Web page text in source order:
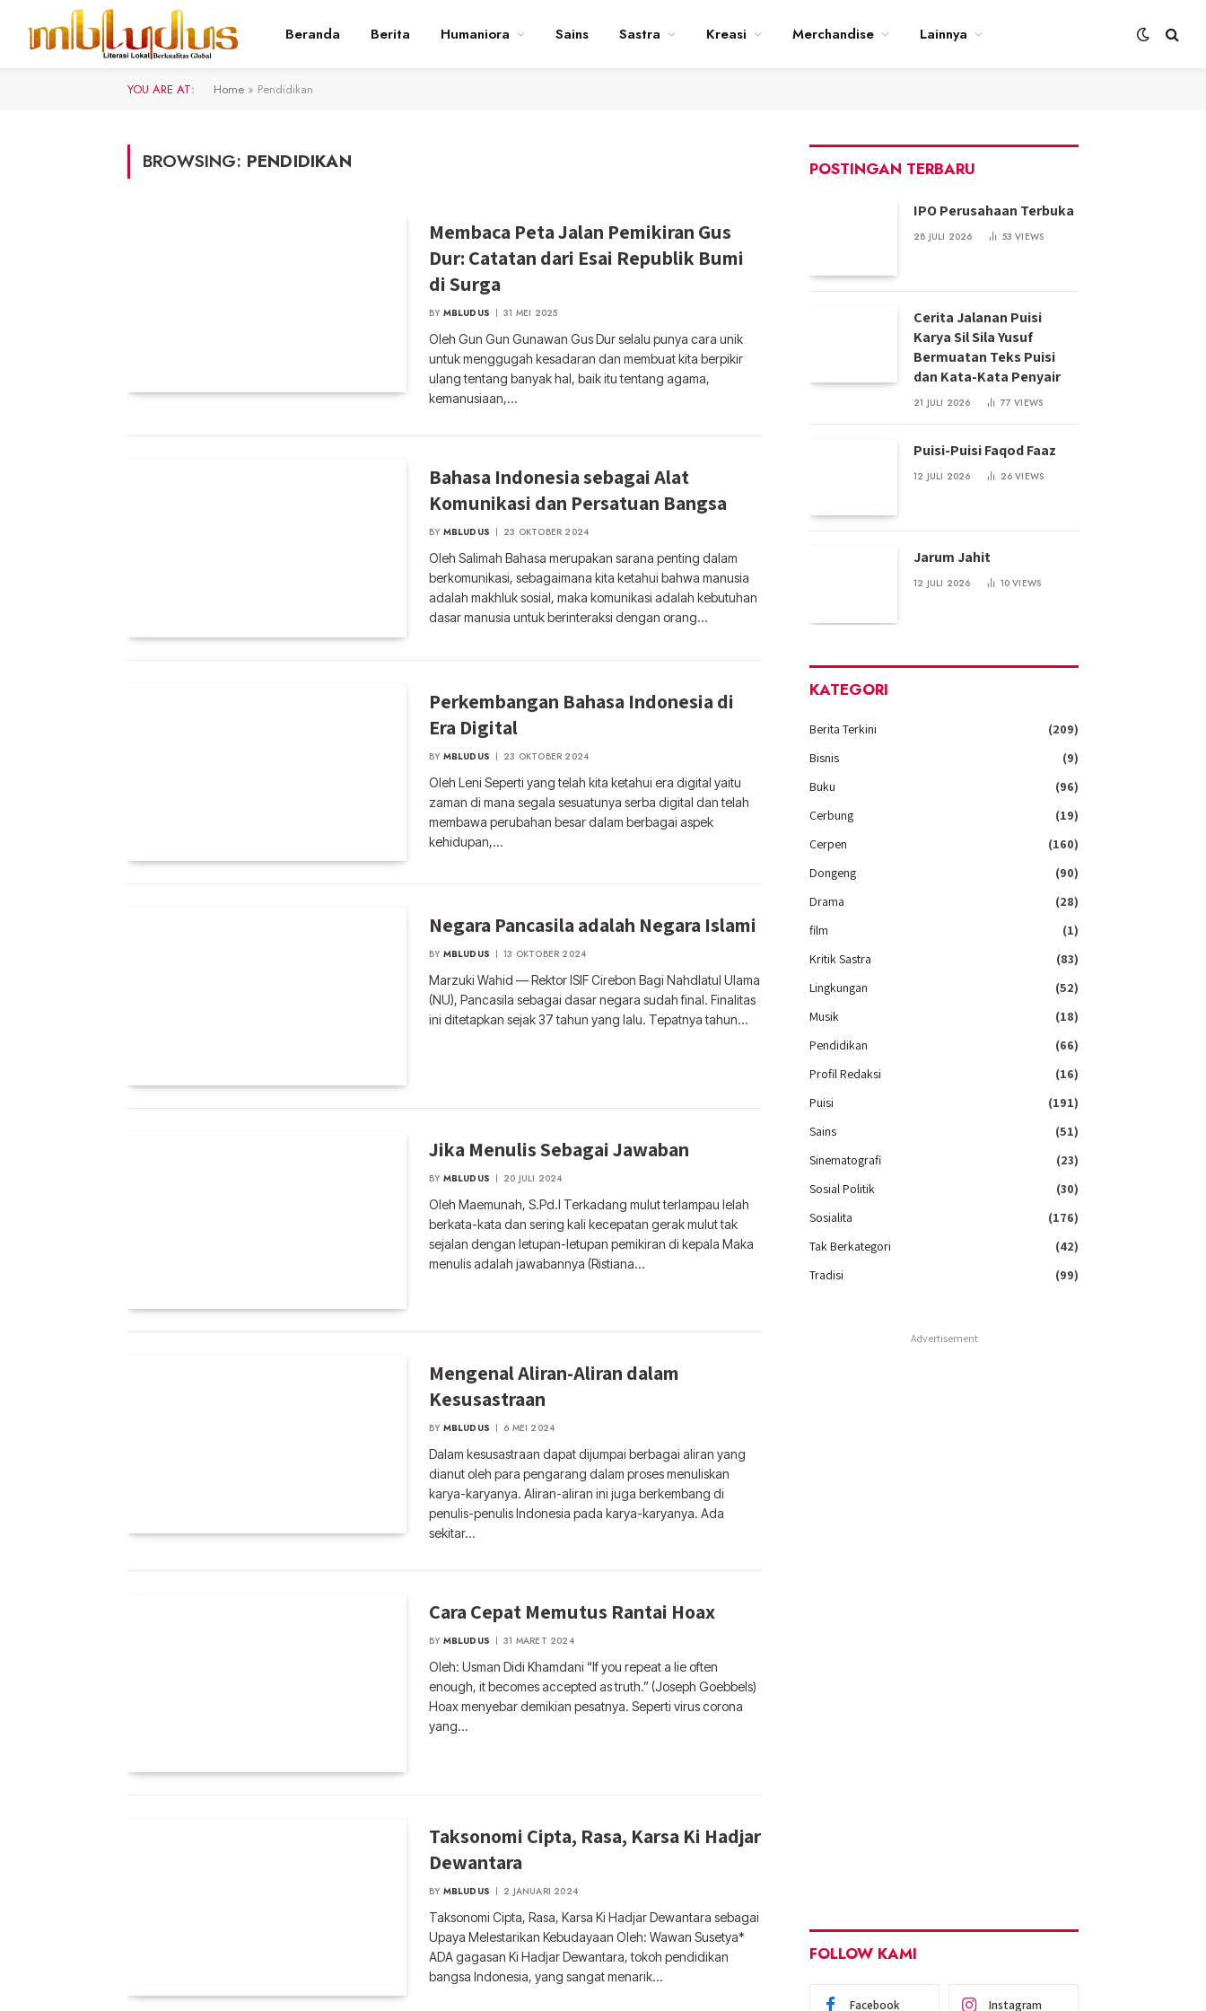
Beranda Berita Humaniora Sains Sastra Kreasi Merchandise Lainnya
YOU ARE AT: Home » Pendidikan
BROWSING: PENDIDIKAN
Membaca Peta Jalan Pemikiran Gus
Dur: Catatan dari Esai Republik Bumi
di Surga
BY MBLUDUS 31 MEI 2025
Oleh Gun Gun Gunawan Gus Dur selalu punya cara unik
untuk menggugah kesadaran dan membuat kita berpikir
ulang tentang banyak hal, baik itu tentang agama,
kemanusiaan,…
Bahasa Indonesia sebagai Alat
Komunikasi dan Persatuan Bangsa
BY MBLUDUS 23 OKTOBER 2024
Oleh Salimah Bahasa merupakan sarana penting dalam
berkomunikasi, sebagaimana kita ketahui bahwa manusia
adalah makhluk sosial, maka komunikasi adalah kebutuhan
dasar manusia untuk berinteraksi dengan orang…
Perkembangan Bahasa Indonesia di
Era Digital
BY MBLUDUS 23 OKTOBER 2024
Oleh Leni Seperti yang telah kita ketahui era digital yaitu
zaman di mana segala sesuatunya serba digital dan telah
membawa perubahan besar dalam berbagai aspek
kehidupan,…
Negara Pancasila adalah Negara Islami
BY MBLUDUS 13 OKTOBER 2024
Marzuki Wahid — Rektor ISIF Cirebon Bagi Nahdlatul Ulama
(NU), Pancasila sebagai dasar negara sudah final. Finalitas
ini ditetapkan sejak 37 tahun yang lalu. Tepatnya tahun…
Jika Menulis Sebagai Jawaban
BY MBLUDUS 20 JULI 2024
Oleh Maemunah, S.Pd.I Terkadang mulut terlampau lelah
berkata-kata dan sering kali kecepatan gerak mulut tak
sejalan dengan letupan-letupan pemikiran di kepala Maka
menulis adalah jawabannya (Ristiana…
Mengenal Aliran-Aliran dalam
Kesusastraan
BY MBLUDUS 6 MEI 2024
Dalam kesusastraan dapat dijumpai berbagai aliran yang
dianut oleh para pengarang dalam proses menuliskan
karya-karyanya. Aliran-aliran ini juga berkembang di
penulis-penulis Indonesia pada karya-karyanya. Ada
sekitar…
Cara Cepat Memutus Rantai Hoax
BY MBLUDUS 31 MARET 2024
Oleh: Usman Didi Khamdani “If you repeat a lie often
enough, it becomes accepted as truth.” (Joseph Goebbels)
Hoax menyebar demikian pesatnya. Seperti virus corona
yang…
Taksonomi Cipta, Rasa, Karsa Ki Hadjar
Dewantara
BY MBLUDUS 2 JANUARI 2024
Taksonomi Cipta, Rasa, Karsa Ki Hadjar Dewantara sebagai
Upaya Melestarikan Kebudayaan Oleh: Wawan Susetya*
ADA gagasan Ki Hadjar Dewantara, tokoh pendidikan
bangsa Indonesia, yang sangat menarik…
POSTINGAN TERBARU
IPO Perusahaan Terbuka
28 JULI 2026 53VIEWS
Cerita Jalanan Puisi
Karya Sil Sila Yusuf
Bermuatan Teks Puisi
dan Kata-Kata Penyair
21 JULI 2026 77VIEWS
Puisi-Puisi Faqod Faaz
12 JULI 2026 26VIEWS
Jarum Jahit
12 JULI 2026 10VIEWS
KATEGORI
Berita Terkini
(209)
Bisnis
(9)
Buku
(96)
Cerbung
(19)
Cerpen
(160)
Dongeng
(90)
Drama
(28)
film
(1)
Kritik Sastra
(83)
Lingkungan
(52)
Musik
(18)
Pendidikan
(66)
Profil Redaksi
(16)
Puisi
(191)
Sains
(51)
Sinematografi
(23)
Sosial Politik
(30)
Sosialita
(176)
Tak Berkategori
(42)
Tradisi
(99)
Advertisement
FOLLOW KAMI
Facebook Instagram